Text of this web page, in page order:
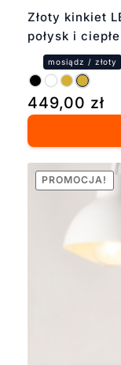
Złoty kinkiet
połysk i
449,00 zł
PROMOCJA!